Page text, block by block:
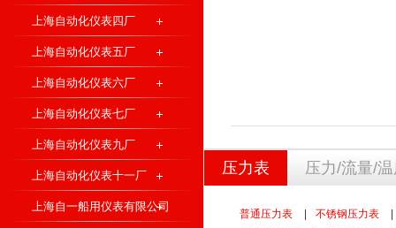
上海自动化仪表四厂
上海自动化仪表五厂
上海自动化仪表六厂
上海自动化仪表七厂
上海自动化仪表九厂
上海自动化仪表十一厂
上海自一船用仪表有限公司
压力表 压力/流量/
普通压力表 不锈钢压力表